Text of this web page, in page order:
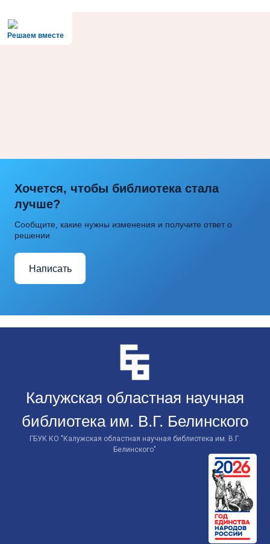
Решаем вместе
Хочется, чтобы библиотека стала
лучше?
Сообщите, какие нужны изменения и получите ответ о
решении
Написать
Калужская областная научная
библиотека им. В.Г. Белинского
ГБУК КО "Калужская областная научная библиотека им. В.Г.
Белинского"